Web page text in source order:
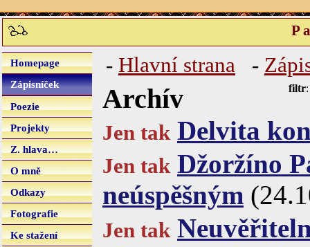
Homepage
Zápisníček
Poezie
Projekty
Z. hlava…
O mně
Odkazy
Fotografie
Ke stažení
- Hlavní strana -
filtr
Archív
Jen tak Delvita
Jen tak Džoržíno
neúspěšným
Jen tak